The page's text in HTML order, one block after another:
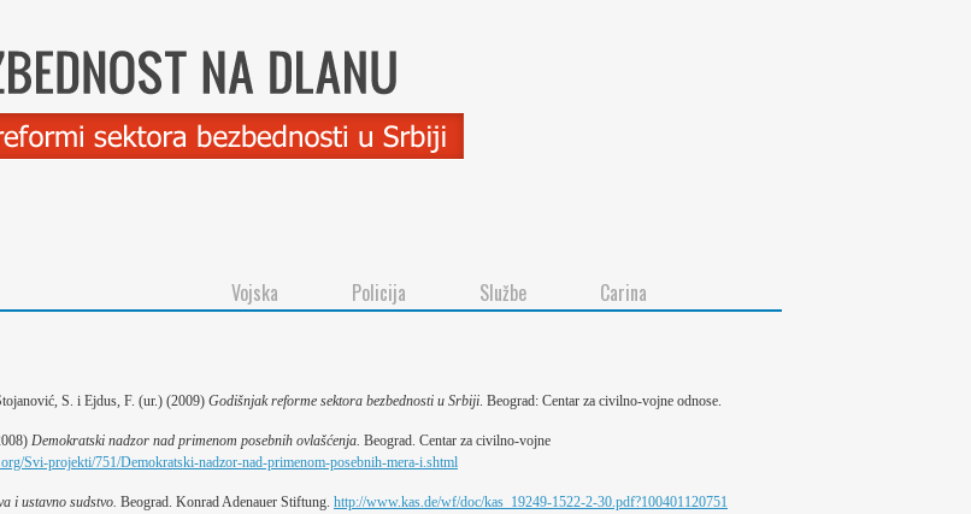
Vojska Policija Službe Carina
S. i Ejdus, F. (ur.) (2009) Godišnjak reforme sektora bezbednosti u Srbiji. Beograd: Centar za civilno-vojne odnose.
Demokratski nadzor nad primenom posebnih ovlašćenja. Beograd. Centar za civilno-vojne
Svi-projekti/751/Demokratski-nadzor-nad-primenom-posebnih-mera-i.shtml
i ustavno sudstvo. Beograd. Konrad Adenauer Stiftung. http://www.kas.de/wf/doc/kas_19249-1522-2-30.pdf?100401120751